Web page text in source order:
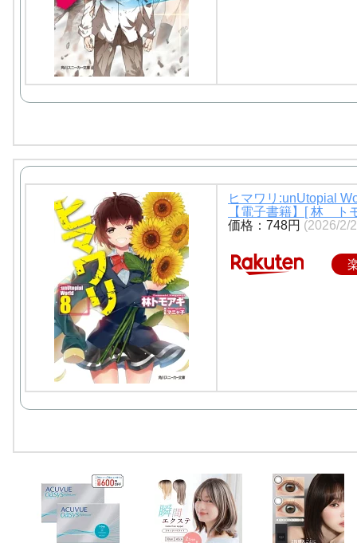
ヒマワリ:unUtopial
【電子書籍】[ 林 ト
価格：748円 (2026/2/